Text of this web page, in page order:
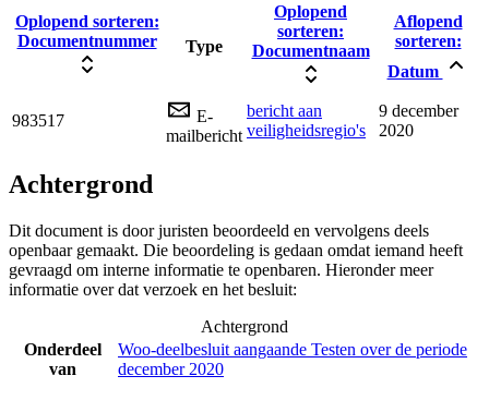
Oplopend sorteren:
Documentnummer
Type
Oplopend
sorteren:
Documentnaam
Aflopend
sorteren:
Datum
983517
E-
mailbericht
bericht aan
veiligheidsregio's
9 december
2020
Achtergrond
Dit document is door juristen beoordeeld en vervolgens deels
openbaar gemaakt. Die beoordeling is gedaan omdat iemand heeft
gevraagd om interne informatie te openbaren. Hieronder meer
informatie over dat verzoek en het besluit:
Achtergrond
Onderdeel
van
Woo-deelbesluit aangaande Testen over de periode
december 2020